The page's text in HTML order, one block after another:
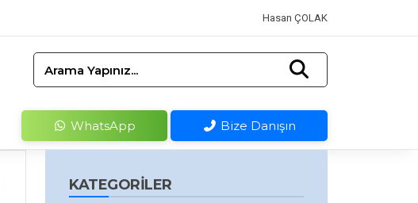
Hasan ÇOLAK
Arama Yapınız...
WhatsApp Bize Danışın
KATEGORILER